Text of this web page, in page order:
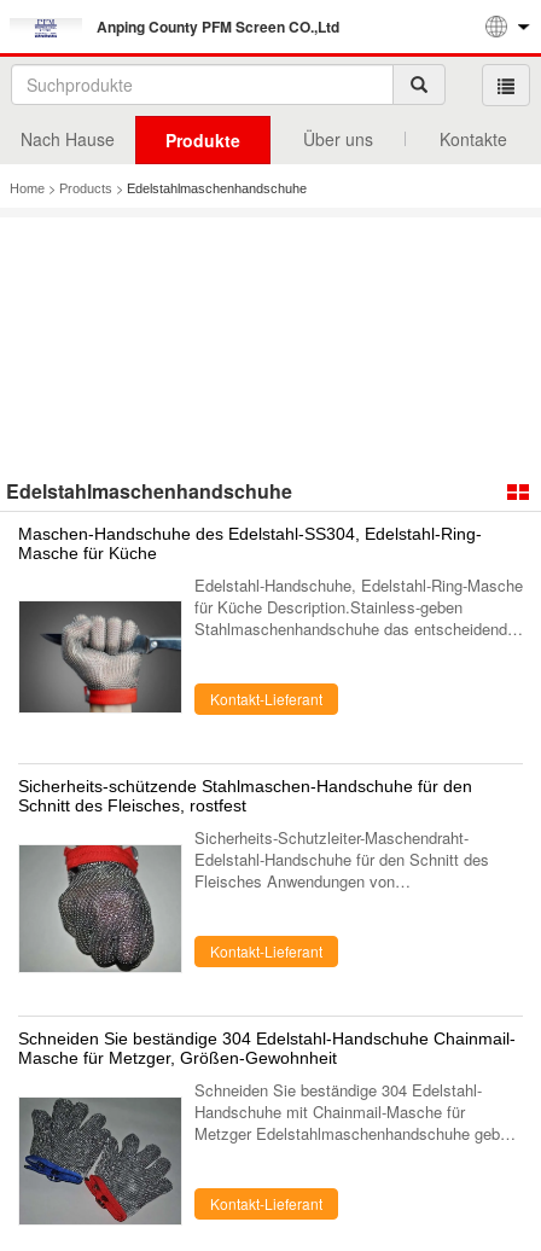
Anping County PFM Screen CO.,Ltd
Nach Hause Produkte Über uns Kontakte
Home > Products > Edelstahlmaschenhandschuhe
Edelstahlmaschenhandschuhe
Maschen-Handschuhe des Edelstahl-SS304, Edelstahl-Ring-
Masche für Küche
Edelstahl-Handschuhe, Edelstahl-Ring-Masche
für Küche Description.Stainless-geben
Stahlmaschenhandschuhe das entscheidende
korrosionsbest...
Kontakt-Lieferant
Sicherheits-schützende Stahlmaschen-Handschuhe für den
Schnitt des Fleisches, rostfest
Sicherheits-Schutzleiter-Maschendraht-
Edelstahl-Handschuhe für den Schnitt des
Fleisches Anwendungen von
Geflügelprozeß 5. großes ...
Kontakt-Lieferant
Schneiden Sie beständige 304 Edelstahl-Handschuhe Chainmail-
Masche für Metzger, Größen-Gewohnheit
Schneiden Sie beständige 304 Edelstahl-
Handschuhe mit Chainmail-Masche für
Metzger Edelstahlmaschenhandschuhe geben
...
Kontakt-Lieferant